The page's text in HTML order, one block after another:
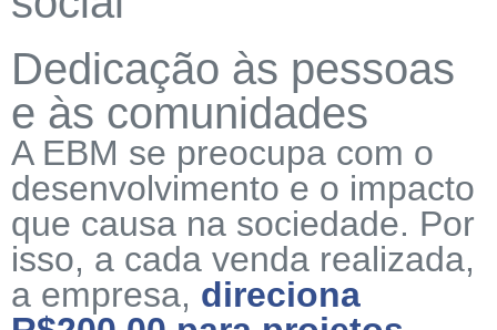
Dedicação às pessoas
e às comunidades
A EBM se preocupa com o
desenvolvimento e o impacto
que causa na sociedade. Por
isso, a cada venda realizada,
a empresa, direciona